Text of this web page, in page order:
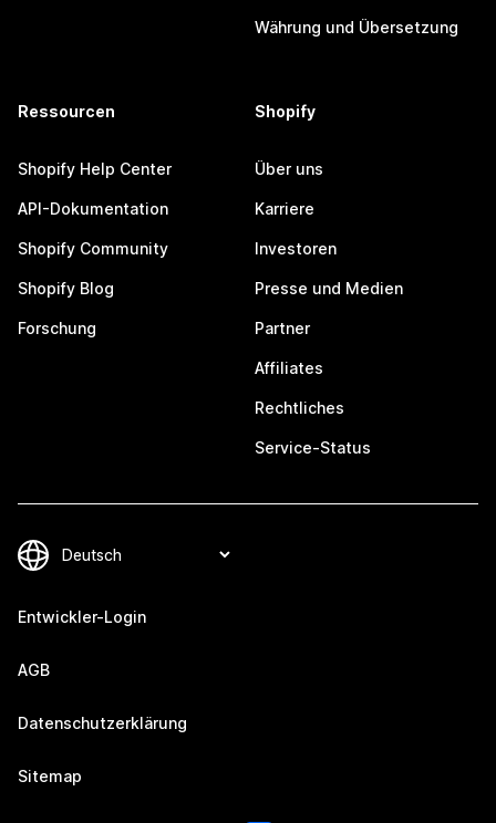
Währung und Übersetzung
Ressourcen
Shopify Help Center
API-Dokumentation
Shopify Community
Shopify Blog
Forschung
Shopify
Über uns
Karriere
Investoren
Presse und Medien
Partner
Affiliates
Rechtliches
Service-Status
Entwickler-Login
AGB
Datenschutzerklärung
Sitemap